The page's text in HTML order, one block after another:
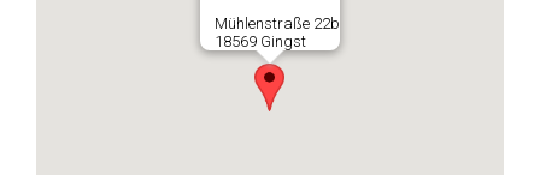
Mühlenstraße 22b
18569 Gingst